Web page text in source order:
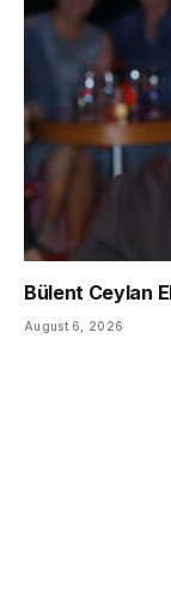
Bülent Ceylan
August 6, 2026